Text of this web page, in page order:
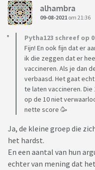
alhambra
09-08-2021 om 21:36
Pytha123 schreef op
Fijn! En ook fijn dat er
ik die zeggen dat er
vaccineren. Als je dan
verbaasd. Het gaat
te laten vaccineren. Die
op de 10 niet
nette score 🥳
Ja, de kleine groep die
het hardst.
En een aantal van hun
echter van mening dat